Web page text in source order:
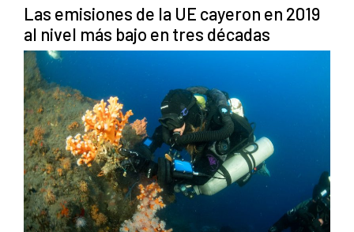
Las emisiones de la UE cayeron en 2019
al nivel más bajo en tres décadas